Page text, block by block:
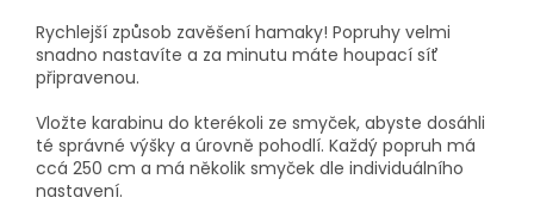
Rychlejší způsob zavěšení hamaky! Popruhy velmi
snadno nastavíte a za minutu máte houpací síť
připravenou.
Vložte karabinu do kterékoli ze smyček, abyste dosáhli
té správné výšky a úrovně pohodlí. Každý popruh má
ccá 250 cm a má několik smyček dle individuálního
nastavení.